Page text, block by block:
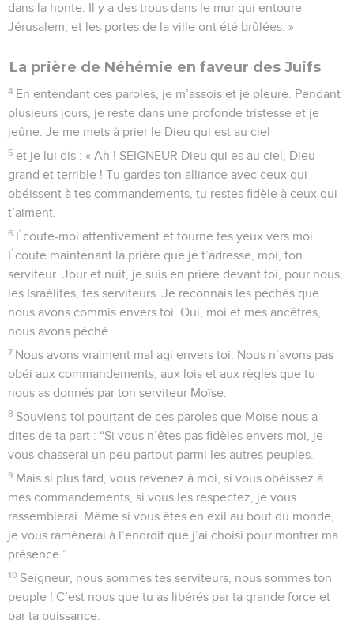
dans la honte. Il y a des trous dans le mur qui entoure
Jérusalem, et les portes de la ville ont été brûlées. »
La prière de Néhémie en faveur des Juifs
4 En entendant ces paroles, je m’assois et je pleure. Pendant
plusieurs jours, je reste dans une profonde tristesse et je
jeûne. Je me mets à prier le Dieu qui est au ciel
5 et je lui dis : « Ah ! SEIGNEUR Dieu qui es au ciel, Dieu
grand et terrible ! Tu gardes ton alliance avec ceux qui
obéissent à tes commandements, tu restes fidèle à ceux qui
t’aiment.
6 Écoute-moi attentivement et tourne tes yeux vers moi.
Écoute maintenant la prière que je t’adresse, moi, ton
serviteur. Jour et nuit, je suis en prière devant toi, pour nous,
les Israélites, tes serviteurs. Je reconnais les péchés que
nous avons commis envers toi. Oui, moi et mes ancêtres,
nous avons péché.
7 Nous avons vraiment mal agi envers toi. Nous n’avons pas
obéi aux commandements, aux lois et aux règles que tu
nous as donnés par ton serviteur Moïse.
8 Souviens-toi pourtant de ces paroles que Moïse nous a
dites de ta part : “Si vous n’êtes pas fidèles envers moi, je
vous chasserai un peu partout parmi les autres peuples.
9 Mais si plus tard, vous revenez à moi, si vous obéissez à
mes commandements, si vous les respectez, je vous
rassemblerai. Même si vous êtes en exil au bout du monde,
je vous ramènerai à l’endroit que j’ai choisi pour montrer ma
présence.”
10 Seigneur, nous sommes tes serviteurs, nous sommes ton
peuple ! C’est nous que tu as libérés par ta grande force et
par ta puissance.